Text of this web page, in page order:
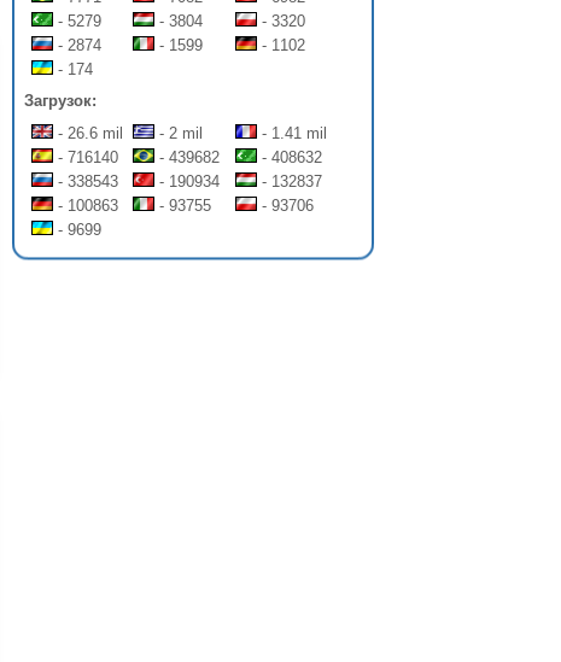
- 5279
- 3804
- 3320
- 2874
- 1599
- 1102
- 174
Загрузок:
- 26.6 mil
- 2 mil
- 1.41 mil
- 716140
- 439682
- 408632
- 338543
- 190934
- 132837
- 100863
- 93755
- 93706
- 9699